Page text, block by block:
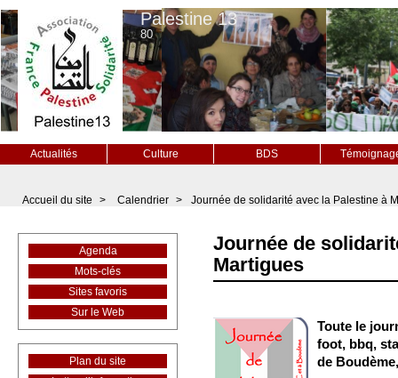
Palestine 13
80
Actualités Culture BDS
Accueil du site > Calendrier > Journée de solidarité avec la Palestine à
Journée de
Martigues
Toute le
foot, bbq,
de
Agenda
Mots-clés
Sites favoris
Sur le Web
Plan du site